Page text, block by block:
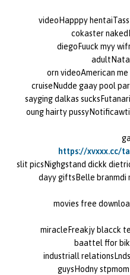
videoHapppy
cokaster
diegoFuuck myy
orn videoAmerican
cruiseNudde gaay pool
sayging dalkas
oung hairty
https://xvxxx.cc/
slit picsNighgstand dickk
dayy giftsBelle branmdi
movies free
miracleFreakjy blacck
baattel ffor
industriall
guysHodny